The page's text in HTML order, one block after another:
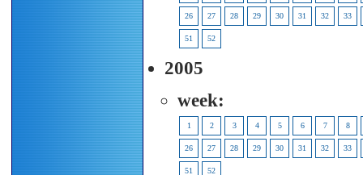
26 27 28 29 30 31 32 33
51 52
2005
week:
1 2 3 4 5 6 7 8
26 27 28 29 30 31 32 33
51 52